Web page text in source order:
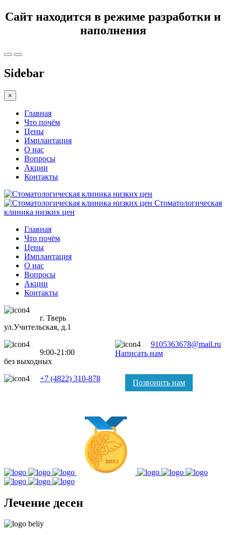
Сайт находится в режиме разработки и
наполнения
Sidebar
×
Главная
Что почём
Цены
Имплантация
О нас
Вопросы
Акции
Контакты
Стоматологическая
клиника низких цен
Главная
Что почём
Цены
Имплантация
О нас
Вопросы
Акции
Контакты
г. Тверь
ул.Учительская, д.1
9:00-21:00
без выходных
9105363678@mail.ru
Написать нам
+7 (4822) 310-878 Позвонить нам
Лечение десен